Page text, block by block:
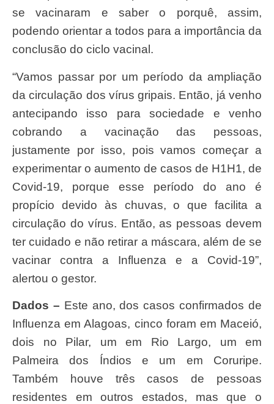
se vacinaram e saber o porquê, assim,
podendo orientar a todos para a importância da
conclusão do ciclo vacinal.
“Vamos passar por um período da ampliação
da circulação dos vírus gripais. Então, já venho
antecipando isso para sociedade e venho
cobrando a vacinação das pessoas,
justamente por isso, pois vamos começar a
experimentar o aumento de casos de H1H1, de
Covid-19, porque esse período do ano é
propício devido às chuvas, o que facilita a
circulação do vírus. Então, as pessoas devem
ter cuidado e não retirar a máscara, além de se
vacinar contra a Influenza e a Covid-19”,
alertou o gestor.
Dados – Este ano, dos casos confirmados de
Influenza em Alagoas, cinco foram em Maceió,
dois no Pilar, um em Rio Largo, um em
Palmeira dos Índios e um em Coruripe.
Também houve três casos de pessoas
residentes em outros estados, mas que o